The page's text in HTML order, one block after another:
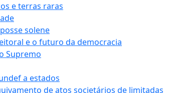
e terras raras
solene
e o futuro da democracia
Supremo
a estados
de atos societários de limitadas